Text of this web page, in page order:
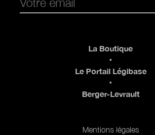
La Boutique
Le Portail Légibase
Berger-Levrault
Mentions légales